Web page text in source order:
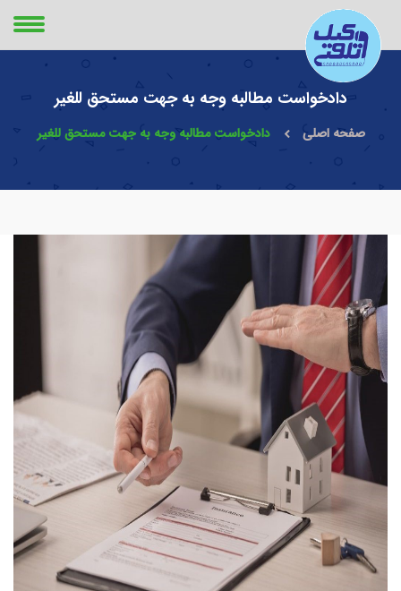
دادخواست مطالبه وجه به جهت مستحق للغیر
صفحه اصلی دادخواست مطالبه وجه به جهت مستحق للغیر